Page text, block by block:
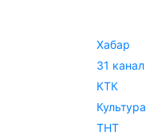
Хабар
31 канал
КТК
Культура
ТНТ